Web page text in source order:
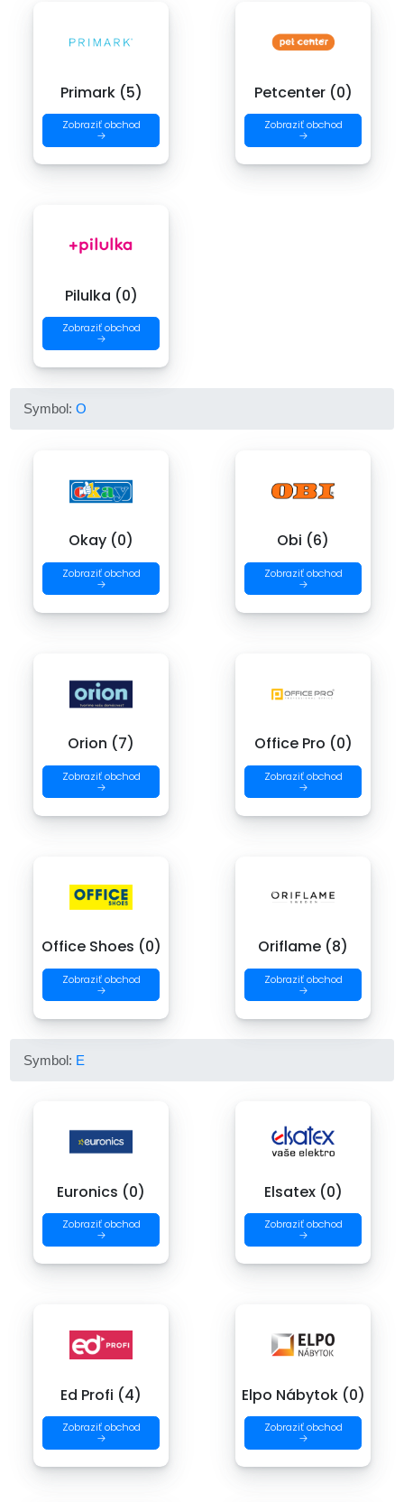
Primark (5)
Zobraziť obchod
→
Petcenter (0)
Zobraziť obchod
→
Pilulka (0)
Zobraziť obchod
→
Symbol:O
Okay (0)
Zobraziť obchod
→
Obi (6)
Zobraziť obchod
→
Orion (7)
Zobraziť obchod
→
Office Pro (0)
Zobraziť obchod
→
Office Shoes (0)
Zobraziť obchod
→
Oriflame (8)
Zobraziť obchod
→
Symbol: E
Euronics (0)
Zobraziť obchod
→
Elsatex (0)
Zobraziť obchod
→
Ed Profi (4)
Zobraziť obchod
→
Elpo Nábytok (0)
Zobraziť obchod
→